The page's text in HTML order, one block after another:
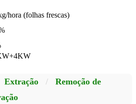
hora (folhas frescas)
Extração /
Remoção de